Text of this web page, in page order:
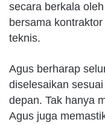
secara berkala
bersama
teknis.
Agus berharap
diselesaikan
depan. Tak hanya
Agus juga